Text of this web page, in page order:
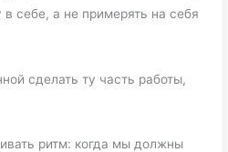
себе, а не примерять на себя
сделать ту часть работы,
ритм: когда мы должны